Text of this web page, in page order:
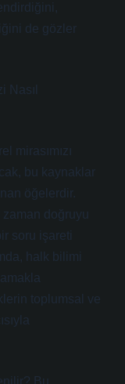
de gözler
Nasıl
mirasımızı
bu kaynaklar
öğelerdir.
doğruyu
soru işareti
halk bilimi
toplumsal ve
Bu